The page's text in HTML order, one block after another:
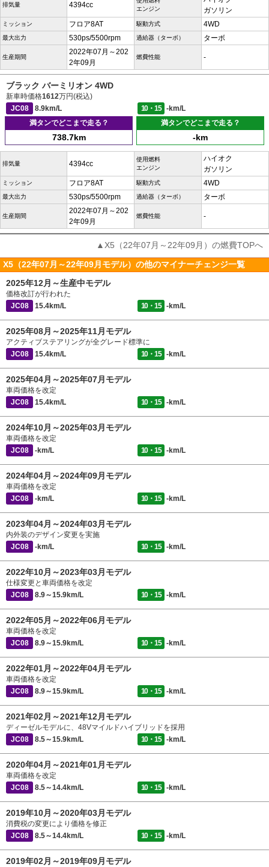
排気量 4394cc
エンジン
ガソリン
ミッション フロア8AT 駆動方式 4WD
最大出力 530ps/5500rpm 過給器（ターボ） ターボ
生産期間
2022年07月～202
2年09月
燃費性能 -
ブラック バーミリオン 4WD
新車時価格1612万円(税込)
JC08
8.9km/L 10・15
-km/L
満タンでどこまで走る？
738.7km
満タンでどこまで走る？
-km
排気量 4394cc
使用燃料
エンジン
ハイオク
ガソリン
ミッション フロア8AT 駆動方式 4WD
最大出力 530ps/5500rpm 過給器（ターボ） ターボ
生産期間
2022年07月～202
2年09月
燃費性能 -
▲X5（22年07月～22年09月）の燃費TOPへ
X5（22年07月～22年09月モデル）の他のマイナーチェンジ一覧
2025年12月～生産中モデル
価格改訂が行われた
JC08
15.4km/L 10・15 -km/L
2025年08月～2025年11月モデル
アクティブステアリングが全グレード標準に
JC08
15.4km/L 10・15 -km/L
2025年04月～2025年07月モデル
車両価格を改定
JC08
15.4km/L 10・15 -km/L
2024年10月～2025年03月モデル
車両価格を改定
JC08
-km/L 10・15 -km/L
2024年04月～2024年09月モデル
車両価格を改定
JC08
-km/L 10・15 -km/L
2023年04月～2024年03月モデル
内外装のデザイン変更を実施
JC08
-km/L 10・15 -km/L
2022年10月～2023年03月モデル
仕様変更と車両価格を改定
JC08
8.9～15.9km/L 10・15 -km/L
2022年05月～2022年06月モデル
車両価格を改定
JC08
8.9～15.9km/L 10・15 -km/L
2022年01月～2022年04月モデル
車両価格を改定
JC08
8.9～15.9km/L 10・15 -km/L
2021年02月～2021年12月モデル
ディーゼルモデルに、48Vマイルドハイブリッドを採用
JC08
8.5～15.9km/L 10・15 -km/L
2020年04月～2021年01月モデル
車両価格を改定
JC08
8.5～14.4km/L 10・15 -km/L
2019年10月～2020年03月モデル
消費税の変更により価格を修正
JC08
8.5～14.4km/L 10・15 -km/L
2019年02月～2019年09月モデル